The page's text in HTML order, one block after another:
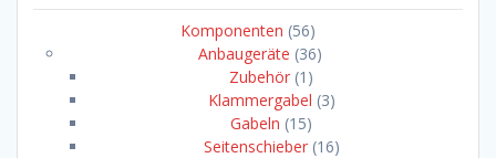
Komponenten (56)
Anbaugeräte (36)
Zubehör (1)
Klammergabel (3)
Gabeln (15)
Seitenschieber (16)